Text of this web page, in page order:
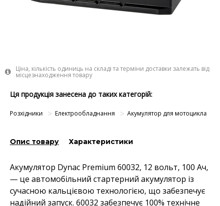
Ціна, кількість одиниць на складі та терміни доставки залежать від
місцезнаходження товару
Ця продукція занесена до таких категорій:
Розхідники Електрообладнання Акумулятор для мотоцикла
Опис товару Характеристики
Акумулятор Dynac Premium 60032, 12 вольт, 100 Ач,
— це автомобільний стартерний акумулятор із
сучасною кальцієвою технологією, що забезпечує
надійний запуск. 60032 забезпечує 100% технічне